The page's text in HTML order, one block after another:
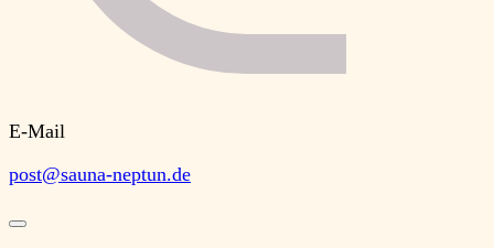
E-Mail
post@sauna-neptun.de